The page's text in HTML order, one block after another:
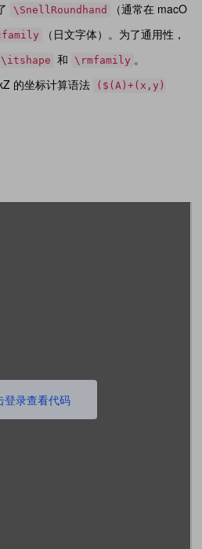
\SnellRoundhand
（通常在 macO
（日文字体）。为了通用性，
\itshape 和 \rmfamily 。
的坐标计算语法 ($(A)+(x,y)
登录查看代码